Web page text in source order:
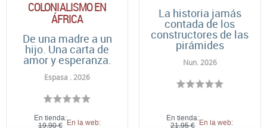
COLONIALISMO EN
ÁFRICA
De una madre a un
hijo. Una carta de
amor y esperanza.
Espasa . 2026
En tienda:
19,90 € En la web:
La historia jamás
contada de los
constructores de las
pirámides
Nun. 2026
En tienda:
21,95 € En la web: